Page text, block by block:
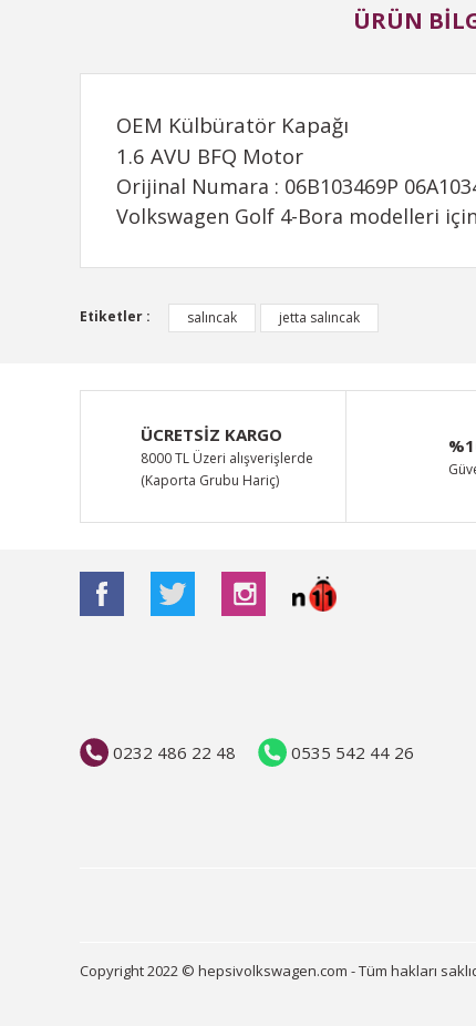
ÜRÜN
OEM Külbüratör Kapağı
1.6 AVU BFQ Motor
Orijinal Numara : 06B103469P
Volkswagen Golf 4-Bora modelleri
Bu ürünün fiyat bilgisi, resim, ürün açıklamalarında
Görüş ve önerileriniz için teşekkür ederiz.
Ürün resmi kalitesiz, bozuk veya görüntülenemiyor.
Ürün açıklamasında eksik bilgiler bulunuyor.
Ürün bilgilerinde hatalar bulunuyor.
Ürün fiyatı diğer sitelerden daha pahalı.
Etiketler : salıncak jetta salıncak
ÜCRETSİZ KARGO
8000 TL Üzeri alışverişlerde
(Kaporta Grubu Hariç)
0232 486 22 48 0535 542 44 26
Copyright 2022 © hepsivolkswagen.com - Tüm hakları